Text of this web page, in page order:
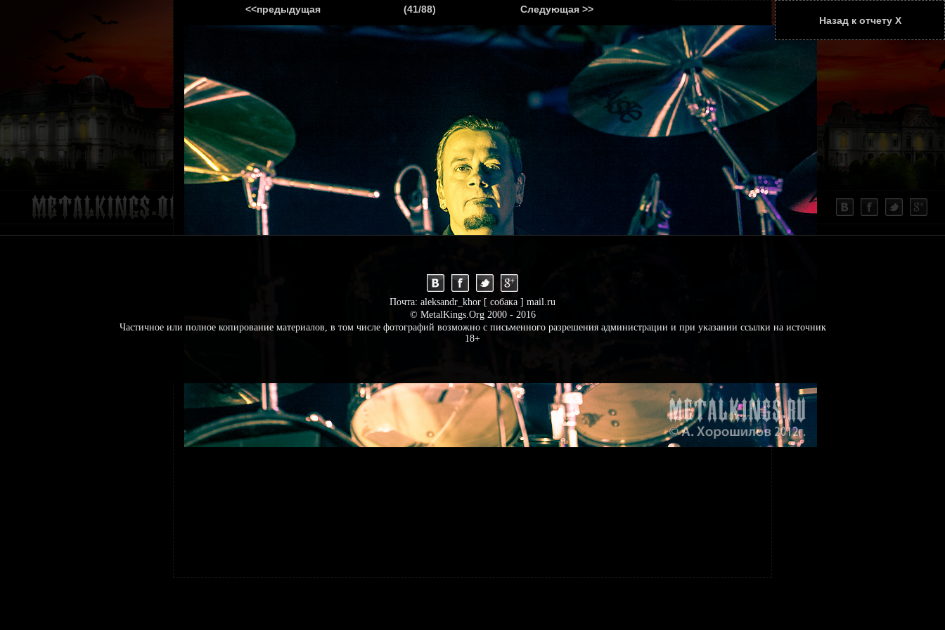
ГЛАВНАЯ АНОНСЫ РЕПОРТАЖИ СТАТЬИ КОНТАКТЫ
<<предыдущая (41/88)
Следующая >>
Назад к отчету Х
Почта: aleksandr_khor [ собака ] mail.ru
© MetalKings.Org 2000 - 2016
Частичное или полное копирование материалов, в том числе фотографий возможно с письменного разрешения администрации и при указании ссылки на источник
18+